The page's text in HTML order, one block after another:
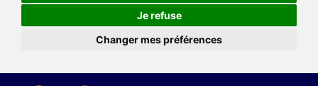
Je refuse
Changer mes préférences